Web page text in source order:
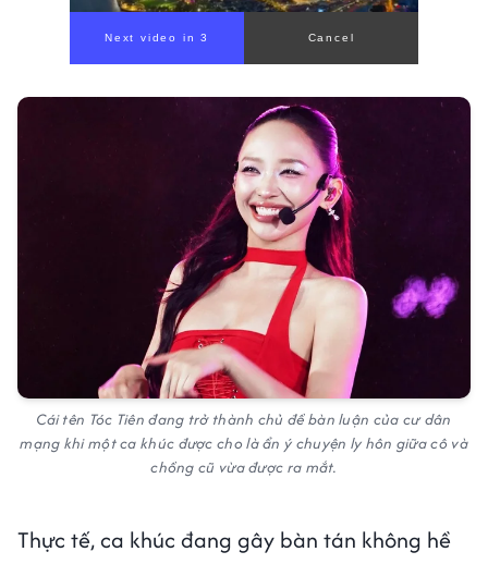
Next video in 1 Cancel
Cái tên Tóc Tiên đang trở thành chủ đề bàn luận của cư dân
mạng khi một ca khúc được cho là ẩn ý chuyện ly hôn giữa cô và
chồng cũ vừa được ra mắt.
Thực tế, ca khúc đang gây bàn tán không hề